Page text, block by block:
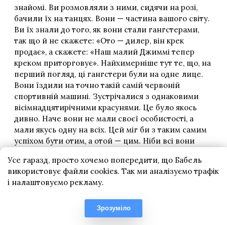
Усе гаразд, просто хочемо попередити, що Бабель
використовує файли cookies. Так ми аналізуємо трафік
і налаштовуємо рекламу.
Зрозуміло